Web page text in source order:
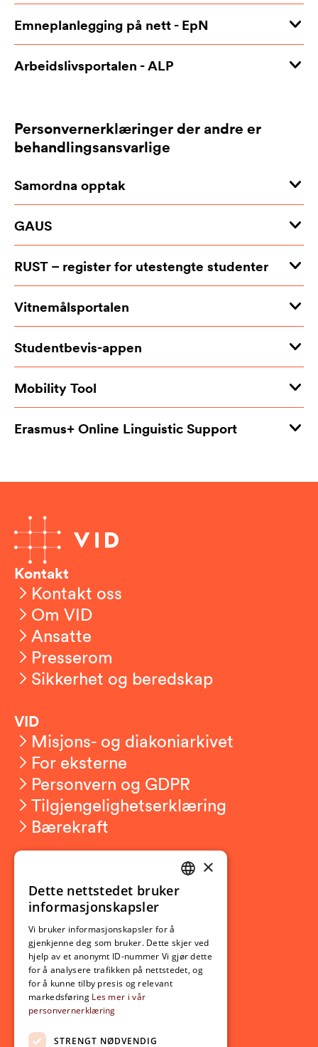
Emneplanlegging på nett - EpN
Arbeidslivsportalen - ALP
Personvernerklæringer der andre er
behandlingsansvarlige
Samordna opptak
GAUS
RUST – register for utestengte studenter
Vitnemålsportalen
Studentbevis-appen
Mobility Tool
Erasmus+ Online Linguistic Support
Kontakt
Kontakt oss
Om VID
Ansatte
Presserom
Sikkerhet og beredskap
VID
Misjons- og diakoniarkivet
For eksterne
Personvern og GDPR
Tilgjengelighetserklæring
Bærekraft
Ny student
Utveksling
Opptak
Lov- og regelverk
Aktuelt
Nyheter
Arrangementer
NORWEGIAN
×
Dette nettstedet bruker
informasjonskapsler
Vi bruker informasjonskapsler for å
gjenkjenne deg som bruker. Dette skjer ved
hjelp av et anonymt ID-nummer Vi gjør dette
for å analysere trafikken på nettstedet, og
for å kunne tilby presis og relevant
markedsføring Les mer i vår
personvernerklæring
STRENGT NØDVENDIG